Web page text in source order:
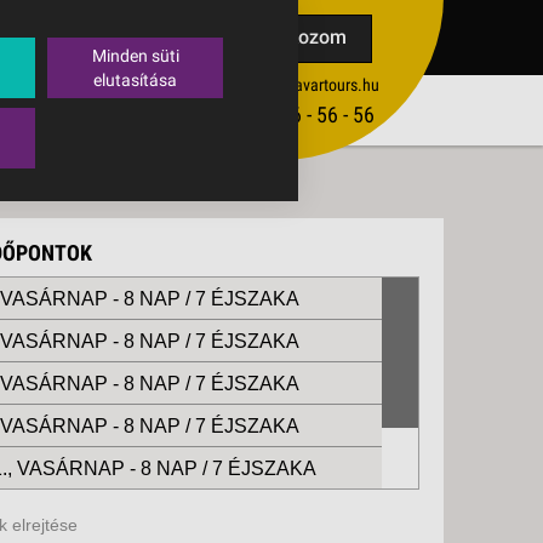
Feliratkozom
ertekesites@budavartours.hu
(+36­ 1) 3 - 56 - 56 - 56
TIPPEK
- 8 NAP / 7 ÉJSZAKA
- 8 NAP / 7 ÉJSZAKA
- 8 NAP / 7 ÉJSZAKA
- 8 NAP / 7 ÉJSZAKA
VASÁRNAP - 8 NAP / 7 ÉJSZAKA
elrejtése
Minden süti
elutasítása